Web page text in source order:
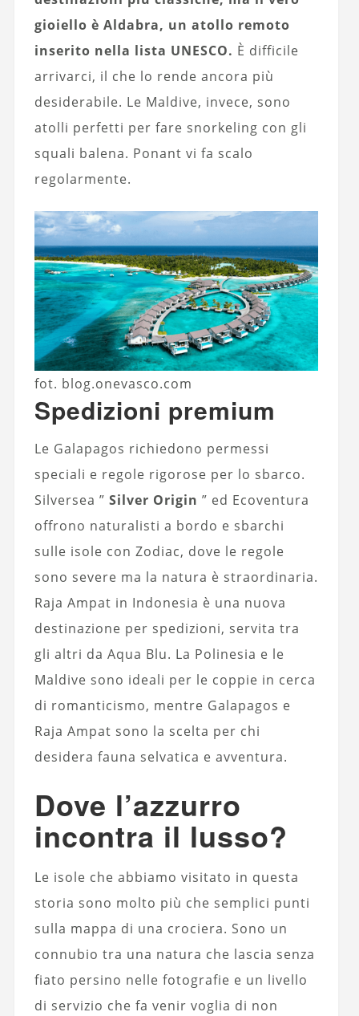
gioiello è Aldabra, un atollo remoto
inserito nella lista UNESCO. È difficile
arrivarci, il che lo rende ancora più
desiderabile. Le Maldive, invece, sono
atolli perfetti per fare snorkeling con gli
squali balena. Ponant vi fa scalo
regolarmente.
fot. blog.onevasco.com
Spedizioni premium
Le Galapagos richiedono permessi
speciali e regole rigorose per lo sbarco.
Silversea ” Silver Origin ” ed Ecoventura
offrono naturalisti a bordo e sbarchi
sulle isole con Zodiac, dove le regole
sono severe ma la natura è straordinaria.
Raja Ampat in Indonesia è una nuova
destinazione per spedizioni, servita tra
gli altri da Aqua Blu. La Polinesia e le
Maldive sono ideali per le coppie in cerca
di romanticismo, mentre Galapagos e
Raja Ampat sono la scelta per chi
desidera fauna selvatica e avventura.
Dove l’azzurro
incontra il lusso?
Le isole che abbiamo visitato in questa
storia sono molto più che semplici punti
sulla mappa di una crociera. Sono un
connubio tra una natura che lascia senza
fiato persino nelle fotografie e un livello
di servizio che fa venir voglia di non